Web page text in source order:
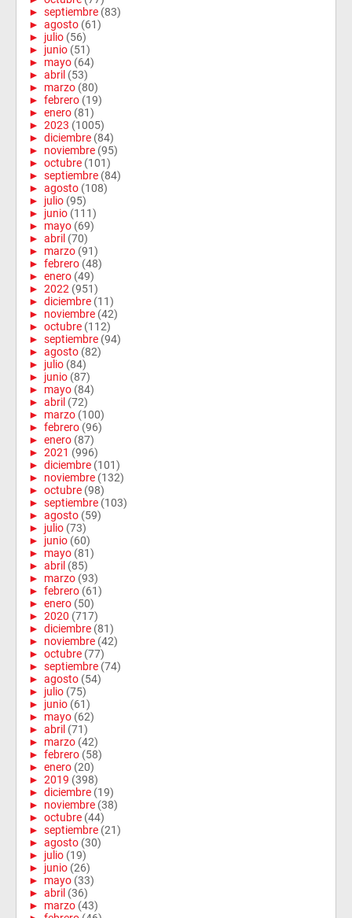
► septiembre (83)
► agosto (61)
► julio (56)
► junio (51)
► mayo (64)
► abril (53)
► marzo (80)
► febrero (19)
► enero (81)
► 2023 (1005)
► diciembre (84)
► noviembre (95)
► octubre (101)
► septiembre (84)
► agosto (108)
► julio (95)
► junio (111)
► mayo (69)
► abril (70)
► marzo (91)
► febrero (48)
► enero (49)
► 2022 (951)
► diciembre (11)
► noviembre (42)
► octubre (112)
► septiembre (94)
► agosto (82)
► julio (84)
► junio (87)
► mayo (84)
► abril (72)
► marzo (100)
► febrero (96)
► enero (87)
► 2021 (996)
► diciembre (101)
► noviembre (132)
► octubre (98)
► septiembre (103)
► agosto (59)
► julio (73)
► junio (60)
► mayo (81)
► abril (85)
► marzo (93)
► febrero (61)
► enero (50)
► 2020 (717)
► diciembre (81)
► noviembre (42)
► octubre (77)
► septiembre (74)
► agosto (54)
► julio (75)
► junio (61)
► mayo (62)
► abril (71)
► marzo (42)
► febrero (58)
► enero (20)
► 2019 (398)
► diciembre (19)
► noviembre (38)
► octubre (44)
► septiembre (21)
► agosto (30)
► julio (19)
► junio (26)
► mayo (33)
► abril (36)
► marzo (43)